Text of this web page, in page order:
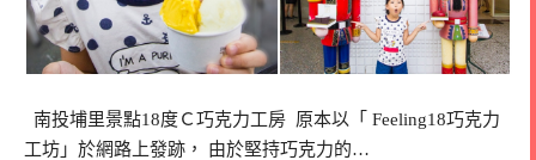
南投埔里景點18度Ｃ巧克力工房 原本以「 Feeling18巧克力
工坊」於網路上發跡， 由於堅持巧克力的…